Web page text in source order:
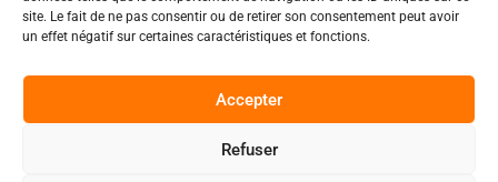
site. Le fait de ne pas consentir ou de retirer son consentement peut avoir
un effet négatif sur certaines caractéristiques et fonctions.
Accepter
Refuser
Nos évènements
Nous contacter
Nos conditions de vente et livraison
Code de conduite